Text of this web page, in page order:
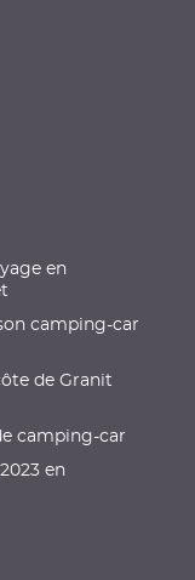
en
camping-car
de Granit
camping-car
en